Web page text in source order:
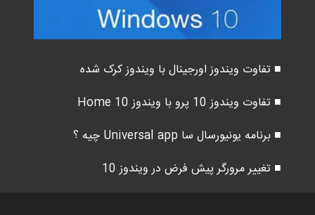
■ تفاوت ویندوز اورجینال با ویندوز کرک شده
■ تفاوت ویندوز 10 پرو با ویندوز 10 Home
■ برنامه یونیورسال سا Universal app چیه ؟
■ تغییر مرورگر پیش فرض در ویندوز 10